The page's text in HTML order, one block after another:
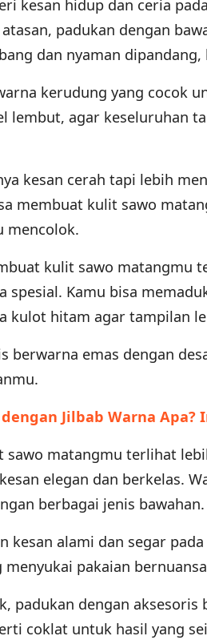
kesan hidup dan ceria
padukan dengan
dan nyaman
kerudung yang cocok
lembut, agar keseluruhan
kesan cerah tapi lebih
membuat kulit sawo
mencolok.
kulit sawo matangmu
spesial. Kamu bisa
kulot hitam agar tampilan
berwarna emas dengan
Jilbab Warna Apa?
matangmu terlihat
elegan dan berkelas.
berbagai jenis bawahan.
kesan alami dan segar
pakaian
padukan dengan aksesoris
coklat untuk hasil yang